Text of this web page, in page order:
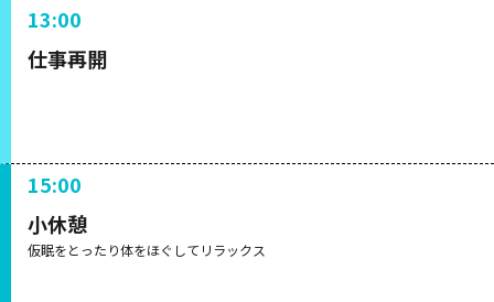
13:00
仕事再開
15:00
小休憩
仮眠をとったり体をほぐしてリラックス